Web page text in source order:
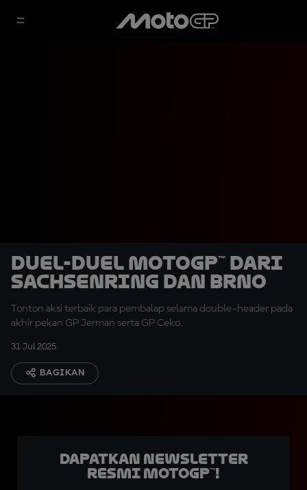
Duel-duel MotoGP™ dari
Sachsenring dan Brno
Tonton aksi terbaik para pembalap selama double-header pada
akhir pekan GP Jerman serta GP Ceko.
31 Jul 2025
BAGIKAN
Dapatkan Newsletter
Resmi MotoGP™!